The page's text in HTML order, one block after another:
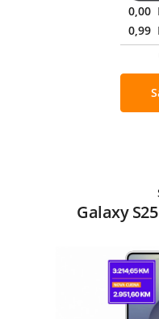
0,00
0,99
Galaxy